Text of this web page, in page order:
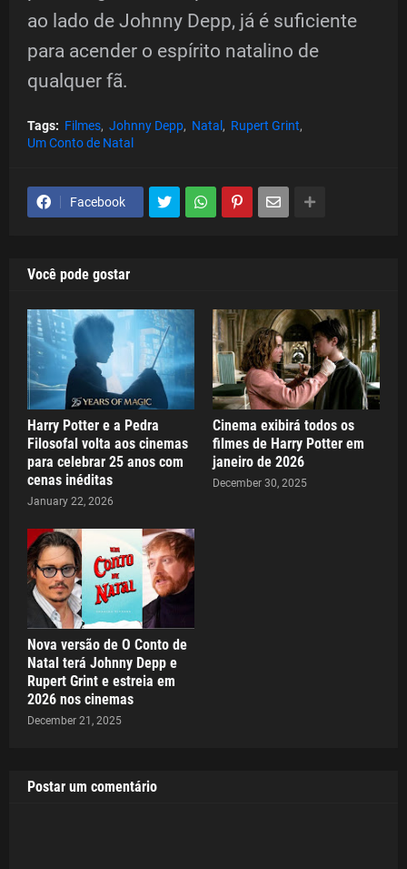
ao lado de Johnny Depp, já é suficiente
para acender o espírito natalino de
qualquer fã.
Tags: Filmes Johnny Depp Natal
Rupert Grint
Um Conto de Natal
Facebook
Você pode gostar
Harry Potter e a Pedra
Filosofal volta aos cinemas
para celebrar 25 anos com
cenas inéditas
January 22, 2026
Cinema exibirá todos os
filmes de Harry Potter em
janeiro de 2026
December 30, 2025
Nova versão de O Conto de
Natal terá Johnny Depp e
Rupert Grint e estreia em
2026 nos cinemas
December 21, 2025
Postar um comentário